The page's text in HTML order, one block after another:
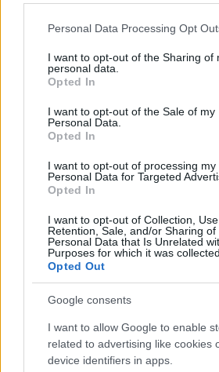
Please note that this website/app uses
not limited to your visit or usage
grant or deny consent to Google and
use your data for below specified
consent section.
Personal Data Processing Opt
I want to opt-out of the Sharing of
personal data.
Opted In
I want to opt-out of the Sale of my
Personal Data.
Opted In
I want to opt-out of processing my
Personal Data for Targeted
Opted In
I want to opt-out of Collection, Use,
Retention, Sale, and/or Sharing of
Personal Data that Is Unrelated
Purposes for which it was collected.
Opted Out
Google consents
I want to allow Google to enable
related to advertising like cookies
device identifiers in apps.
Το άθλημα της μακροζωίας:
επιπλέον χρόνια ζωής